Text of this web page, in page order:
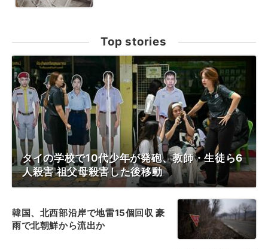
Top stories
タイの学校で10代少年が発砲、教師・生徒ら6
人殺害 祖父母殺害した後移動
韓国、北西部沿岸で地雷15個回収 豪
雨で北朝鮮から流出か